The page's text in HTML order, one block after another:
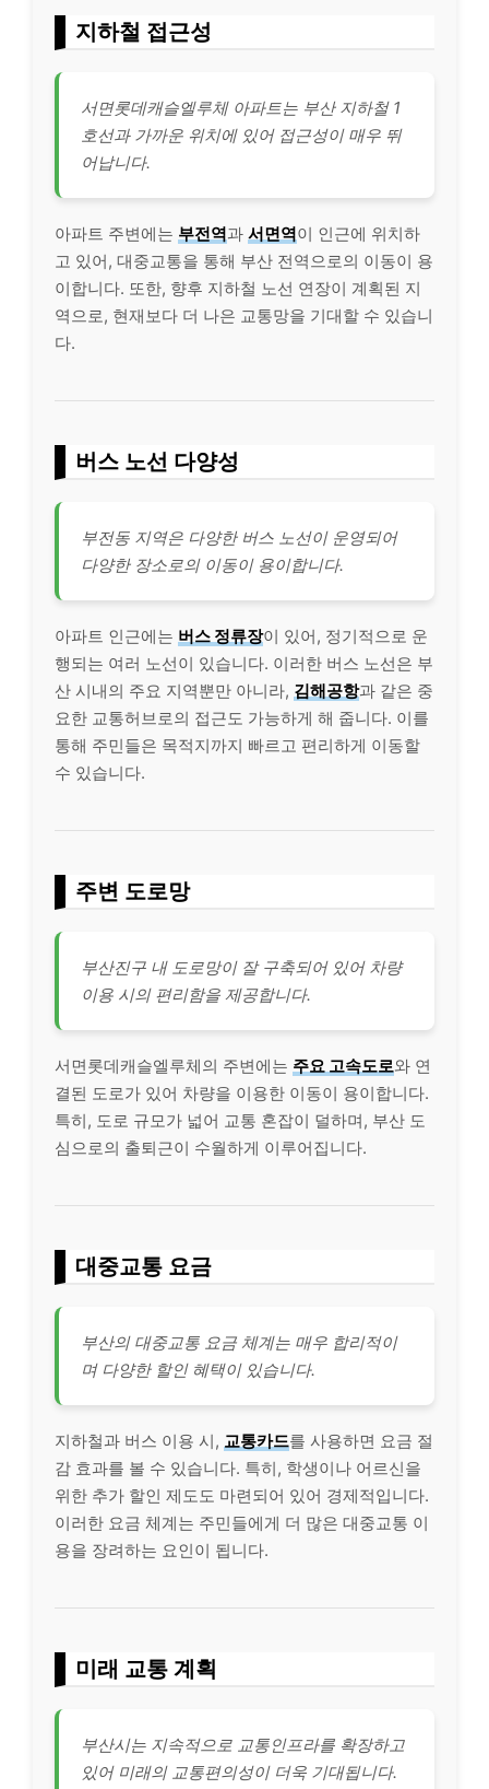
지하철 접근성
서면롯데캐슬엘루체 아파트는 부산 지하철 1
호선과 가까운 위치에 있어 접근성이 매우 뛰
어납니다.
아파트 주변에는 부전역과 서면역이 인근에 위치하
고 있어, 대중교통을 통해 부산 전역으로의 이동이 용
이합니다. 또한, 향후 지하철 노선 연장이 계획된 지
역으로, 현재보다 더 나은 교통망을 기대할 수 있습니
다.
버스 노선 다양성
부전동 지역은 다양한 버스 노선이 운영되어
다양한 장소로의 이동이 용이합니다.
아파트 인근에는 버스 정류장이 있어, 정기적으로 운
행되는 여러 노선이 있습니다. 이러한 버스 노선은 부
산 시내의 주요 지역뿐만 아니라, 김해공항과 같은 중
요한 교통허브로의 접근도 가능하게 해 줍니다. 이를
통해 주민들은 목적지까지 빠르고 편리하게 이동할
수 있습니다.
주변 도로망
부산진구 내 도로망이 잘 구축되어 있어 차량
이용 시의 편리함을 제공합니다.
서면롯데캐슬엘루체의 주변에는 주요 고속도로와 연
결된 도로가 있어 차량을 이용한 이동이 용이합니다.
특히, 도로 규모가 넓어 교통 혼잡이 덜하며, 부산 도
심으로의 출퇴근이 수월하게 이루어집니다.
대중교통 요금
부산의 대중교통 요금 체계는 매우 합리적이
며 다양한 할인 혜택이 있습니다.
지하철과 버스 이용 시, 교통카드를 사용하면 요금 절
감 효과를 볼 수 있습니다. 특히, 학생이나 어르신을
위한 추가 할인 제도도 마련되어 있어 경제적입니다.
이러한 요금 체계는 주민들에게 더 많은 대중교통 이
용을 장려하는 요인이 됩니다.
미래 교통 계획
부산시는 지속적으로 교통인프라를 확장하고
있어 미래의 교통편의성이 더욱 기대됩니다.